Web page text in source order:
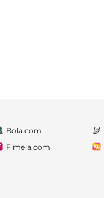
Bola.com
Fimela.com